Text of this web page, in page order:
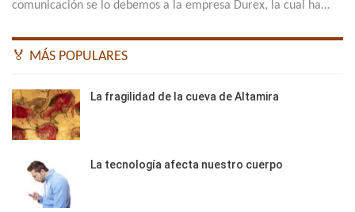
comunicación se lo debemos a la empresa Durex, la cual ha…
🏅 MÁS POPULARES
La fragilidad de la cueva de Altamira
La tecnología afecta nuestro cuerpo